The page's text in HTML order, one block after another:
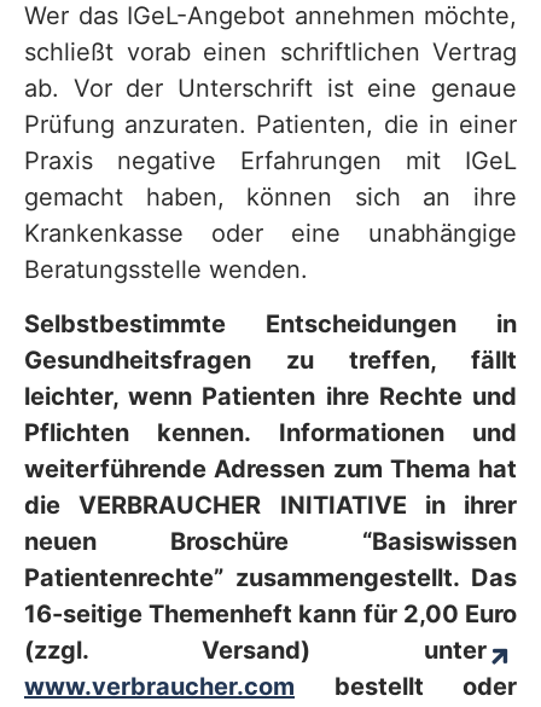
Wer das IGeL-Angebot annehmen möchte,
schließt vorab einen schriftlichen Vertrag
ab. Vor der Unterschrift ist eine genaue
Prüfung anzuraten. Patienten, die in einer
Praxis negative Erfahrungen mit IGeL
gemacht haben, können sich an ihre
Krankenkasse oder eine unabhängige
Beratungsstelle wenden.
Selbstbestimmte Entscheidungen in
Gesundheitsfragen zu treffen, fällt
leichter, wenn Patienten ihre Rechte und
Pflichten kennen. Informationen und
weiterführende Adressen zum Thema hat
die VERBRAUCHER INITIATIVE in ihrer
neuen Broschüre “Basiswissen
Patientenrechte” zusammengestellt. Das
16-seitige Themenheft kann für 2,00 Euro
(zzgl. Versand) unter
www.verbraucher.com bestellt oder